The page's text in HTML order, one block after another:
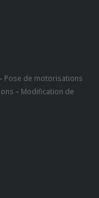
Pose de motorisations
– Modification de